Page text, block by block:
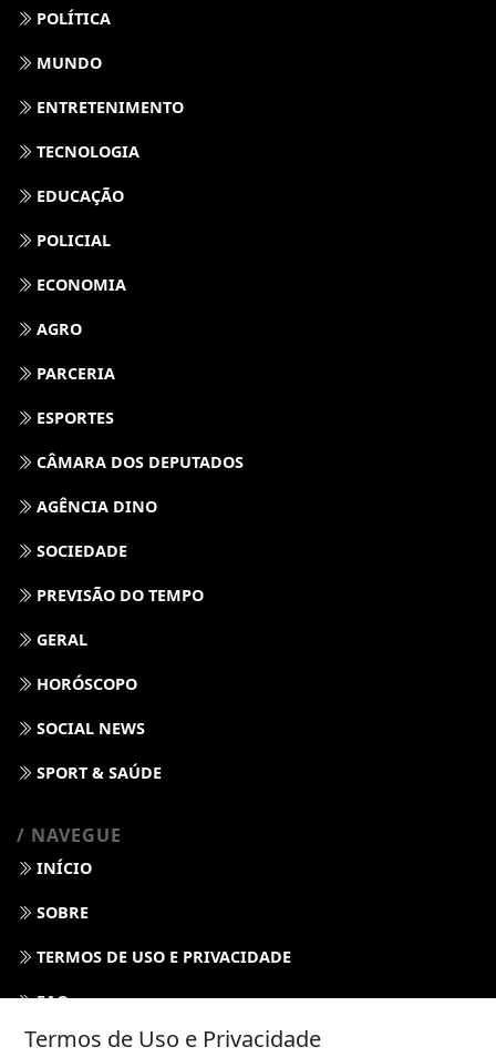
POLÍTICA
MUNDO
ENTRETENIMENTO
TECNOLOGIA
EDUCAÇÃO
POLICIAL
ECONOMIA
AGRO
PARCERIA
ESPORTES
CÂMARA DOS DEPUTADOS
AGÊNCIA DINO
SOCIEDADE
PREVISÃO DO TEMPO
GERAL
HORÓSCOPO
SOCIAL NEWS
SPORT & SAÚDE
/ NAVEGUE
INÍCIO
SOBRE
TERMOS DE USO E PRIVACIDADE
FAQ
CONTATO
Termos de Uso e Privacidade